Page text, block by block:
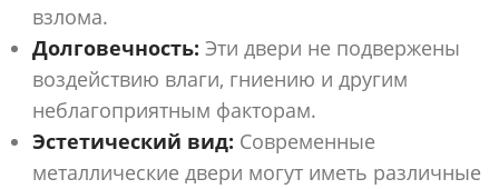
взлома.
Долговечность: Эти двери не подвержены
воздействию влаги, гниению и другим
неблагоприятным факторам.
Эстетический вид: Современные
металлические двери могут иметь различные